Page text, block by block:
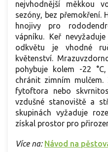
nejvhodnější měkkou
sezóny, bez přemokření.
hnojivy pro
vápníku. Keř
odkvětu je vhodné
květenství.
pohybuje kolem -22
chránit zimním
fytoftora nebo
vzdušné stanoviště a
skupinách vyžaduje
získal prostor pro
Více na: Návod na